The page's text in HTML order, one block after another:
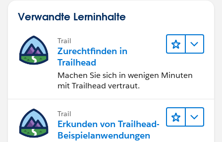
Verwandte Lerninhalte
Trail
Zurechtfinden in
Trailhead
Machen Sie sich in wenigen Minuten
mit Trailhead vertraut.
Trail
Erkunden von Trailhead-
Beispielanwendungen